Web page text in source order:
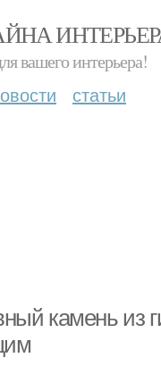
вашего интерьера!
статьи
камень из